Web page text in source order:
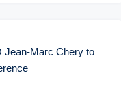
Jean-Marc Chery to